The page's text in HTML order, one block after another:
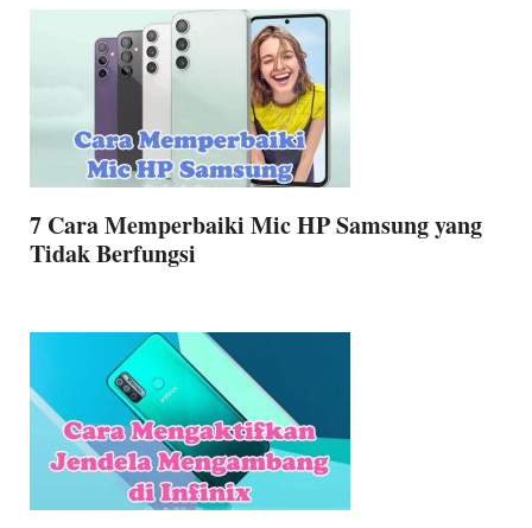
7 Cara Memperbaiki Mic HP Samsung yang
Tidak Berfungsi